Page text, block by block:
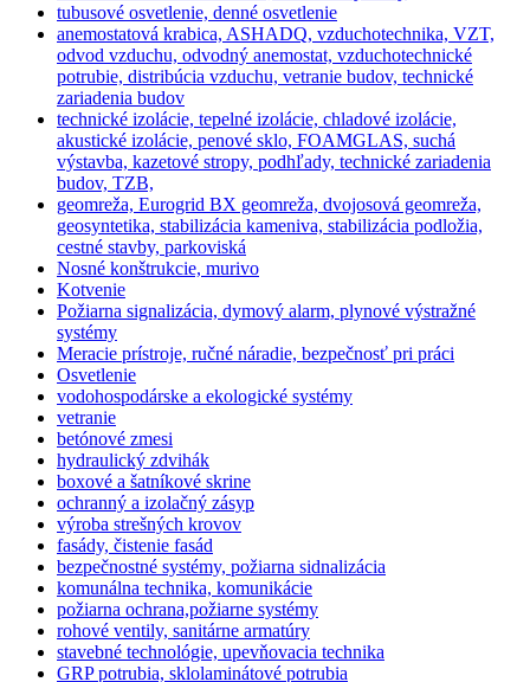
tubusové osvetlenie, denné osvetlenie
anemostatová krabica, ASHADQ, vzduchotechnika, VZT,
odvod vzduchu, odvodný anemostat, vzduchotechnické
potrubie, distribúcia vzduchu, vetranie budov, technické
zariadenia budov
technické izolácie, tepelné izolácie, chladové izolácie,
akustické izolácie, penové sklo, FOAMGLAS, suchá
výstavba, kazetové stropy, podhľady, technické zariadenia
budov, TZB,
geomreža, Eurogrid BX geomreža, dvojosová geomreža,
geosyntetika, stabilizácia kameniva, stabilizácia podložia,
cestné stavby, parkoviská
Nosné konštrukcie, murivo
Kotvenie
Požiarna signalizácia, dymový alarm, plynové výstražné
systémy
Meracie prístroje, ručné náradie, bezpečnosť pri práci
Osvetlenie
vodohospodárske a ekologické systémy
vetranie
betónové zmesi
hydraulický zdvihák
boxové a šatníkové skrine
ochranný a izolačný zásyp
výroba strešných krovov
fasády, čistenie fasád
bezpečnostné systémy, požiarna sidnalizácia
komunálna technika, komunikácie
požiarna ochrana,požiarne systémy
rohové ventily, sanitárne armatúry
stavebné technológie, upevňovacia technika
GRP potrubia, sklolaminátové potrubia